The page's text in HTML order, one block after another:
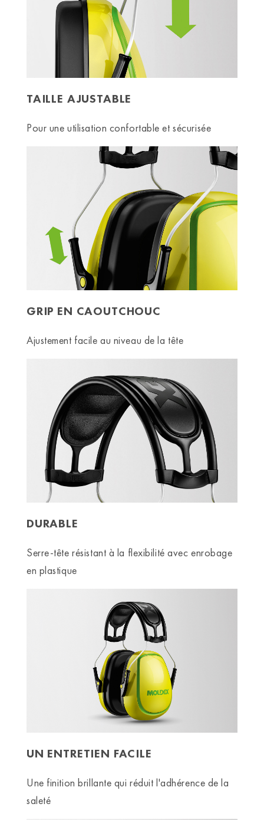
TAILLE AJUSTABLE
Pour une utilisation confortable et sécurisée
GRIP EN CAOUTCHOUC
Ajustement facile au niveau de la tête
DURABLE
Serre-tête résistant à la flexibilité avec enrobage
en plastique
UN ENTRETIEN FACILE
Une finition brillante qui réduit l'adhérence de la
saleté